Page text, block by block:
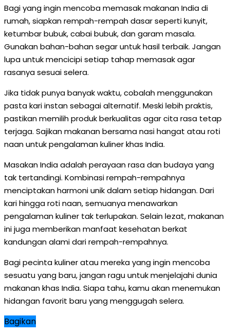
Bagi yang ingin mencoba memasak makanan India di
rumah, siapkan rempah-rempah dasar seperti kunyit,
ketumbar bubuk, cabai bubuk, dan garam masala.
Gunakan bahan-bahan segar untuk hasil terbaik. Jangan
lupa untuk mencicipi setiap tahap memasak agar
rasanya sesuai selera.
Jika tidak punya banyak waktu, cobalah menggunakan
pasta kari instan sebagai alternatif. Meski lebih praktis,
pastikan memilih produk berkualitas agar cita rasa tetap
terjaga. Sajikan makanan bersama nasi hangat atau roti
naan untuk pengalaman kuliner khas India.
Masakan India adalah perayaan rasa dan budaya yang
tak tertandingi. Kombinasi rempah-rempahnya
menciptakan harmoni unik dalam setiap hidangan. Dari
kari hingga roti naan, semuanya menawarkan
pengalaman kuliner tak terlupakan. Selain lezat, makanan
ini juga memberikan manfaat kesehatan berkat
kandungan alami dari rempah-rempahnya.
Bagi pecinta kuliner atau mereka yang ingin mencoba
sesuatu yang baru, jangan ragu untuk menjelajahi dunia
makanan khas India. Siapa tahu, kamu akan menemukan
hidangan favorit baru yang menggugah selera.
Bagikan